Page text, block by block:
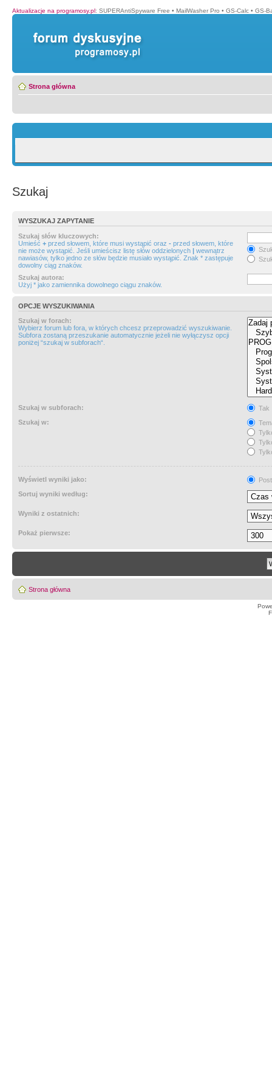
Aktualizacje na programosy.pl: SUPERAntiSpyware Free • MailWasher Pro • GS-Calc • GS-
Strona główna
Szukaj
WYSZUKAJ ZAPYTANIE
Szukaj słów kluczowych:
Umieść + przed słowem, które musi wystąpić oraz - przed słowem, które
nie może wystąpić. Jeśli umieścisz listę słów oddzielonych | wewnątrz
nawiasów, tylko jedno ze słów będzie musiało wystąpić. Znak * zastępuje
dowolny ciąg znaków.
Szukaj autora:
Użyj * jako zamiennika dowolnego ciągu znaków.
OPCJE WYSZUKIWANIA
Szukaj w forach:
Wybierz forum lub fora, w których chcesz przeprowadzić wyszukiwanie.
Subfora zostaną przeszukanie automatycznie jeżeli nie wyłączysz opcji
poniżej “szukaj w subforach“.
Szukaj w subforach:
Tak
Szukaj w:
Wyświetl wyniki jako:
Sortuj wyniki według:
Wyniki z ostatnich:
Pokaż pierwsze:
Strona główna